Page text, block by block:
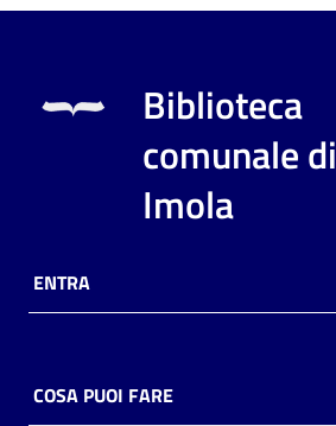
Biblioteca
comunale di
Imola
ENTRA
COSA PUOI FARE